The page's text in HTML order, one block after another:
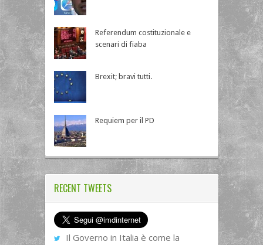
Referendum costituzionale e
scenari di fiaba
Brexit; bravi tutti.
Requiem per il PD
RECENT TWEETS
Il Governo in Italia è come la